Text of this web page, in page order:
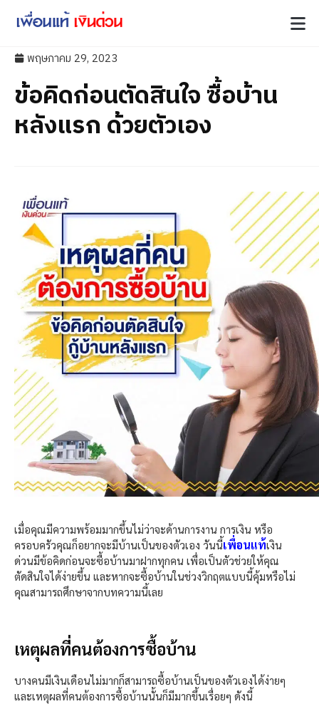
พฤษภาคม 29, 2023
ข้อคิดก่อนตัดสินใจ ซื้อบ้าน
หลังแรก ด้วยตัวเอง
เมื่อคุณมีความพร้อมมากขึ้นไม่ว่าจะด้านการงาน การเงิน หรือ
ครอบครัวคุณก็อยากจะมีบ้านเป็นของตัวเอง วันนี้เพื่อนแท้เงิน
ด่วนมีข้อคิดก่อนจะซื้อบ้านมาฝากทุกคน เพื่อเป็นตัวช่วยให้คุณ
ตัดสินใจได้ง่ายขึ้น และหากจะซื้อบ้านในช่วงวิกฤตแบบนี้คุ้มหรือไม่
คุณสามารถศึกษาจากบทความนี้เลย
เหตุผลที่คนต้องการซื้อบ้าน
บางคนมีเงินเดือนไม่มากก็สามารถซื้อบ้านเป็นของตัวเองได้ง่ายๆ
และเหตุผลที่คนต้องการซื้อบ้านนั้นก็มีมากขึ้นเรื่อยๆ ดังนี้